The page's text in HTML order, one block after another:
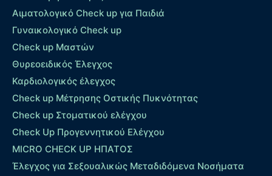
Αιματολογικό Check up για Παιδιά
Γυναικολογικό Check up
Check up Μαστών
Θυρεοειδικός Έλεγχος
Καρδιολογικός έλεγχος
Check up Mέτρησης Οστικής Πυκνότητας
Check up Στοματικού ελέγχου
Check Up Προγεννητικού Ελέγχου
MICRO CHECK UP HΠΑΤΟΣ
Έλεγχος για Σεξουαλικώς Μεταδιδόμενα Νοσήματα